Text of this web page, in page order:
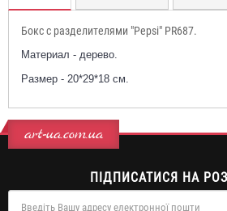
Бокс с разделителями "Pepsi" PR687.
Материал - дерево.
Размер - 20*29*18 см.
art-ua.com.ua
ПІДПИСАТИСЯ НА